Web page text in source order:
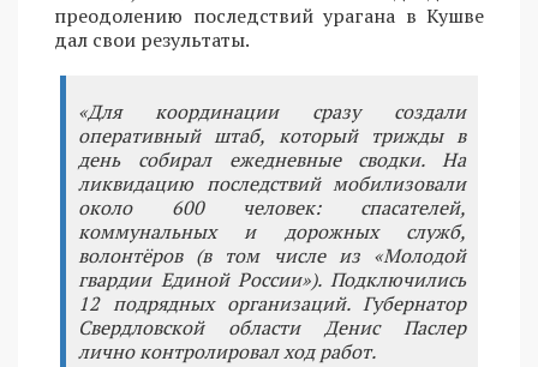
преодолению последствий урагана в Кушве
дал свои результаты.
«Для координации сразу создали
оперативный штаб, который трижды в
день собирал ежедневные сводки. На
ликвидацию последствий мобилизовали
около 600 человек: спасателей,
коммунальных и дорожных служб,
волонтёров (в том числе из «Молодой
гвардии Единой России»). Подключились
12 подрядных организаций. Губернатор
Свердловской области Денис Паслер
лично контролировал ход работ.